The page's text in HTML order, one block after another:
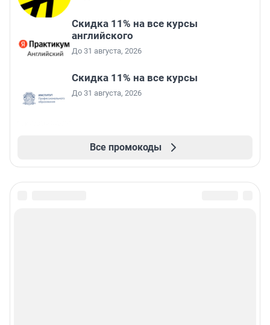
Скидка 11% на все курсы
английского
До 31 августа, 2026
Скидка 11% на все курсы
До 31 августа, 2026
Все промокоды